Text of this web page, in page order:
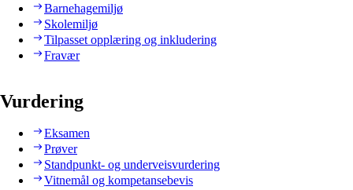
Barnehagemiljø
Skolemiljø
Tilpasset opplæring og inkludering
Fravær
Vurdering
Eksamen
Prøver
Standpunkt- og underveisvurdering
Vitnemål og kompetansebevis